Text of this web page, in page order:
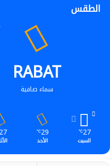
الطقس
RABAT
سماء صافية
27
℃
السبت
29
℃
الأحد